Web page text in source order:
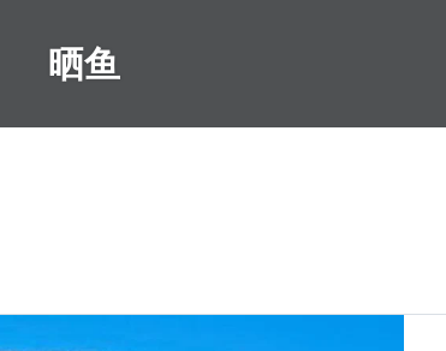
content晒鱼